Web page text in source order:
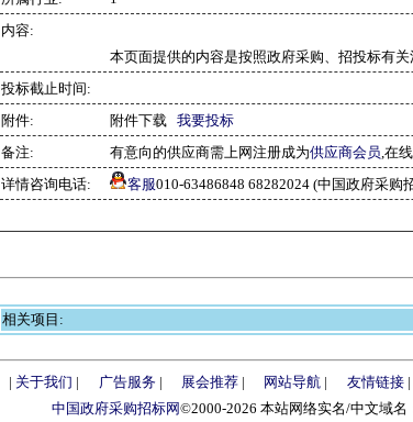
内容:
本页面提供的内容是按照政府采购、招投标有
投标截止时间:
附件:
附件下载 我要投标
备注:
有意向的供应商需上网注册成为供应商会员,在
详情咨询电话:
客服010-63486848 68282024 (中国政府采购
相关项目:
| 关于我们 | 广告服务| 展会推荐| 网站导航 | 友情链接 |
中国政府采购招标网©2000-2026 本站网络实名/中文域名